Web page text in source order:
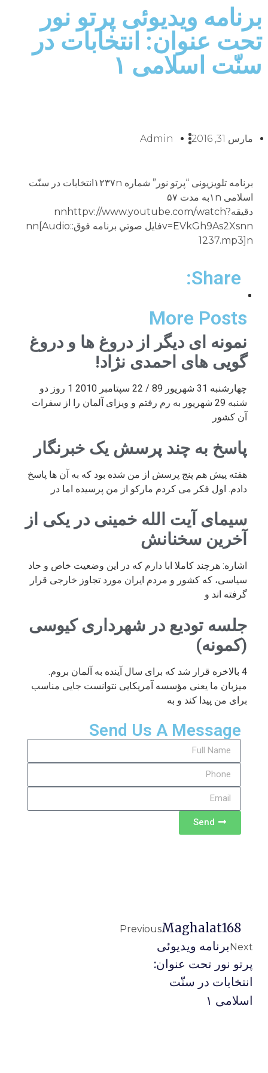
برنامه ويديوئى پرتو نور
تحت عنوان: انتخابات در
سنّت اسلامى ۱
مارس 31, 2016 Admin
برنامه تلويزيونى “پرتو نور” شماره ۱۲۳۷nانتخابات در سنّت
اسلامى ۱nبه مدت ۵۷
دقيقهnnhttpv://www.youtube.com/watch?
v=EVkGh9As2Xsnnفايل صوتي برنامه فوق:nn[Audio:
1237.mp3]n
Share:
More Posts
نمونه ای دیگر از دروغ ها و دروغ
گویی های احمدی نژاد!
چهارشنبه 31 شهریور 89 / 22 سپتامبر 2010 1 روز دو
شنبه 29 شهریور به رم رفتم و ویزای آلمان را از سفرات
آن کشور
پاسخ به چند پرسش یک خبرنگار
هفته پیش هم پنج پرسش از من شده بود که به آن ها پاسخ
دادم. اول فکر می کردم مارکو از من پرسیده اما در
سیمای آیت الله خمینی در یکی از
آخرین سخنانش
اشاره: هرچند کاملا ابا دارم که در این وضعیت خاص و حاد
سیاسی، که کشور و مردم ایران مورد تجاوز خارجی قرار
گرفته اند و
جلسه تودیع در شهرداری کیوسی
(کمونه)
4 بالاخره قرار شد که برای سال آینده به آلمان بروم.
میزبان ما یعنی مؤسسه آمریکایی نتوانست جایی مناسب
برای من پیدا کند و به
Send Us A Message
Send
PreviousMaghalat168
Nextبرنامه ويديوئى
پرتو نور تحت عنوان:
انتخابات در سنّت
اسلامى ۱